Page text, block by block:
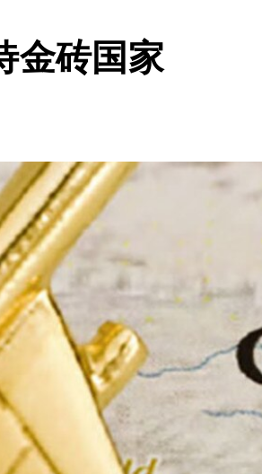
金砖国家